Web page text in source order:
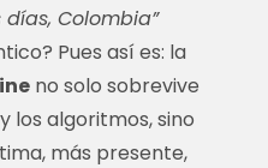
días, Colombia”
Pues así es: la
no solo sobrevive
los algoritmos, sino
más presente,